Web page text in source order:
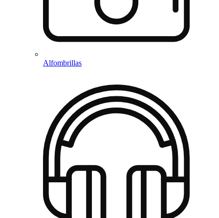
Alfombrillas